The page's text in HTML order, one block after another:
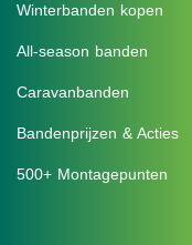
Winterbanden kopen
All-season banden
Caravanbanden
Bandenprijzen & Acties
500+ Montagepunten